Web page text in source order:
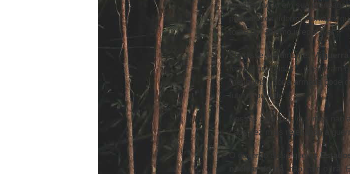
consternação em sua
pedindo aos líderes mundiais
torne um abismo irreparável".
Ele disse claramente: "A guerra
feridas profundas... que levam
"nenhuma vitória armada pode
futuro roubado".
Nessas palavras, ouvimos
cada vez mais rejeitando a
O governo disse que os
nuclear do Irã
, não com o
.